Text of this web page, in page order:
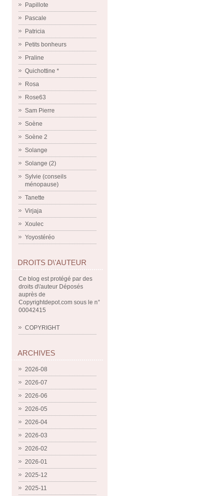
Papillote
Pascale
Patricia
Petits bonheurs
Praline
Quichottine *
Rosa
Rose63
Sam Pierre
Soène
Soène 2
Solange
Solange (2)
Sylvie (conseils
ménopause)
Tanette
Virjaja
Xoulec
Yoyostéréo
DROITS D\'AUTEUR
Ce blog est protégé par des
droits d\'auteur Déposés
auprès de
Copyrightdepot.com sous le n°
00042415
COPYRIGHT
ARCHIVES
2026-08
2026-07
2026-06
2026-05
2026-04
2026-03
2026-02
2026-01
2025-12
2025-11